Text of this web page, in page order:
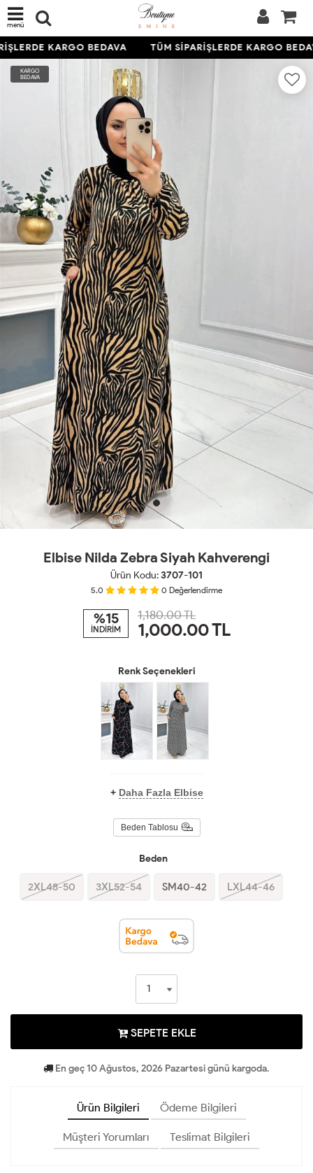
menü
KARGO BEDAVA TÜM SİPARİŞLERDE KARGO
KARGO
BEDAVA
Elbise Nilda Zebra Siyah Kahverengi
Ürün Kodu:3707-101
5.0 0 Değerlendirme
%15
İNDİRİM
1,180.00 TL
1,000.00TL
Renk Seçenekleri
+ Daha Fazla Elbise
Beden Tablosu
Beden
2XL48-50 3XL52-54 SM40-42 LXL44-46
SEPETE EKLE
En geç 10 Ağustos, 2026 Pazartesi günü kargoda.
Ürün Bilgileri Ödeme Bilgileri
Müşteri Yorumları Teslimat Bilgileri